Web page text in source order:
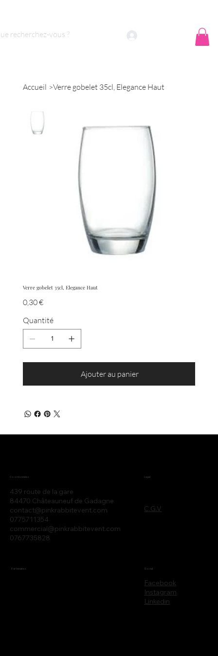
nous ?
Accueil >Verre gobelet 35cl, Elegance Haut
Verre gobelet 35cl, Elegance Haut
Prix
0,30 €
Quantité
Ajouter au panier
439 route de la gare
84470 Châteauneuf de Gadagne
contact@pinkrabbitevent.com
0775711354
commercial@pinkrabbitevent.com
0767735828
Coordonnées
C.G.V
Legal
Partenaires
Facebook
Instagram
Linkedin
Social